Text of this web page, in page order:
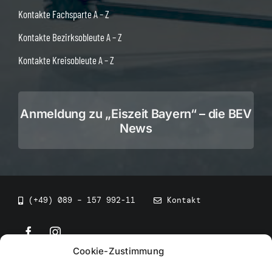
Cookie-Zustimmung
Kontakte Fachsparte A – Z
Kontakte Bezirksobleute A – Z
Kontakte Kreisobleute A – Z
Anmeldung zu „Eiszeit Bayern“ – die BEV
News
(+49) 089 – 157 992-11 Kontakt